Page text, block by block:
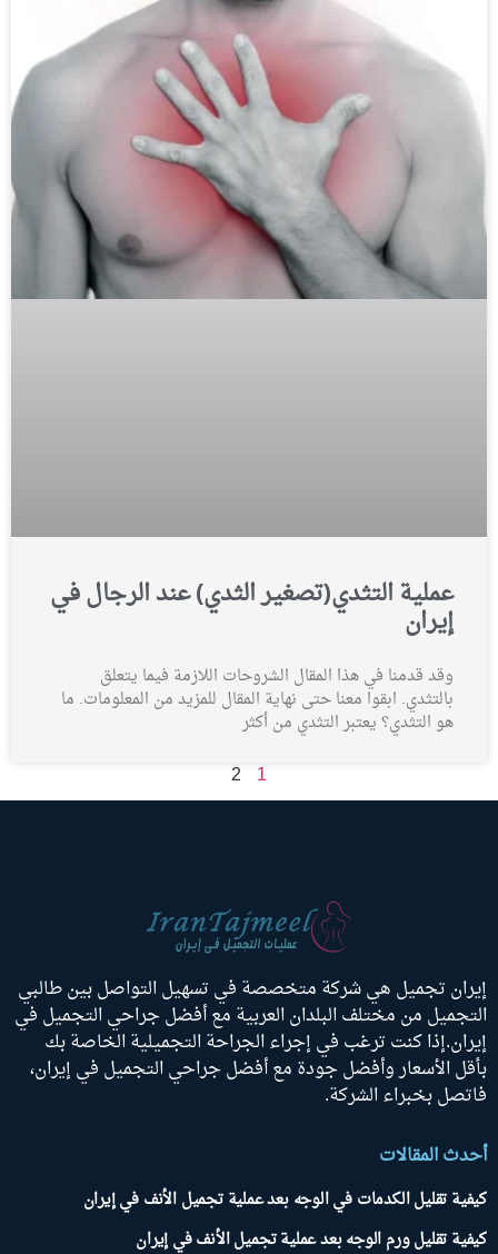
عملية التثدي(تصغير الثدي) عند الرجال في
إيران
وقد قدمنا في هذا المقال الشروحات اللازمة فيما يتعلق
بالتثدي. ابقوا معنا حتى نهاية المقال للمزيد من المعلومات. ما
هو التثدي؟ يعتبر التثدي من أكثر
1
2
إيران تجميل هي شركة متخصصة في تسهيل التواصل بين طالبي
التجميل من مختلف البلدان العربية مع أفضل جراحي التجميل في
إيران.إذا كنت ترغب في إجراء الجراحة التجميلية الخاصة بك
بأقل الأسعار وأفضل جودة مع أفضل جراحي التجميل في إيران،
فاتصل بخبراء الشركة.
أحدث المقالات
كيفية تقليل الكدمات في الوجه بعد عملية تجميل الأنف في إيران
كيفية تقليل ورم الوجه بعد عملية تجميل الأنف في إيران